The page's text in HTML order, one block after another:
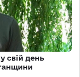
свій день